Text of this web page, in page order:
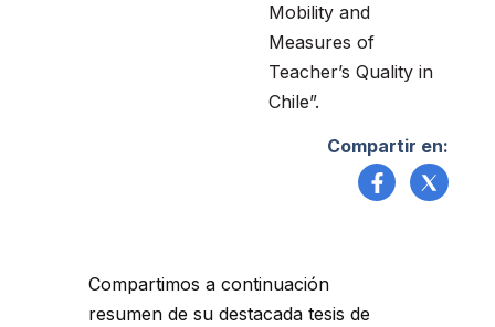
Mobility and
Measures of
Teacher’s Quality in
Chile”.
Compartir en:
Compartimos a continuación
resumen de su destacada tesis de